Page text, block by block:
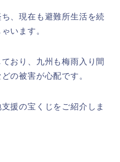
、現在も避難所生活を続
います。
おり、九州も梅雨入り間
の被害が心配です。
援の宝くじをご紹介しま